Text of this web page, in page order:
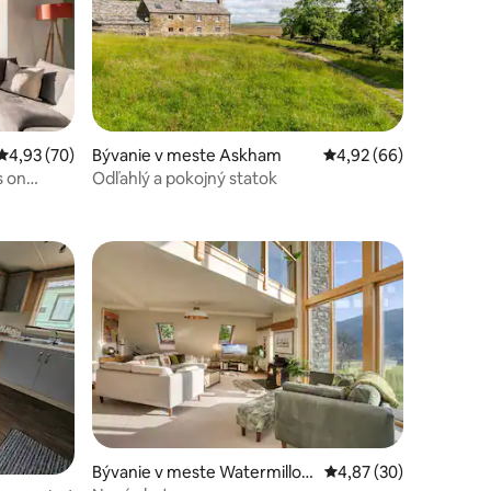
4
ohodnotenie 4,93 z 5, počet hodnotení: 70
4,93 (70)
on
Bývanie v meste Askham Priemerné
4,92 (66)
Odľahlý a pokojný statok
Bývanie v meste Watermilloc
Priemerné
4,87 (30)